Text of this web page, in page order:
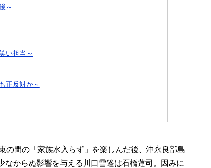
～
い担当～
正反対か～
の間の「家族水入らず」を楽しんだ後、沖永良部島
からぬ影響を与える川口雪篷は石橋蓮司。因みに